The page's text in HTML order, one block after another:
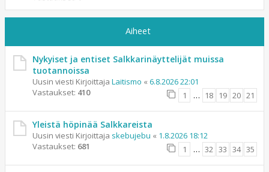
Aiheet
Nykyiset ja entiset Salkkarinäyttelijät muissa
tuotannoissa
Uusin viesti Kirjoittaja Laitismo « 6.8.2026 22:01
Vastaukset: 410 1 … 18 19 20 21
Yleistä höpinää Salkkareista
Uusin viesti Kirjoittaja skebujebu « 1.8.2026 18:12
Vastaukset: 681 1 … 32 33 34 35